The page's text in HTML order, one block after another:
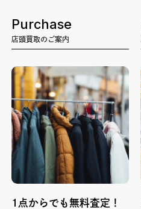
Purchase
店頭買取のご案内
1点からでも無料査定！